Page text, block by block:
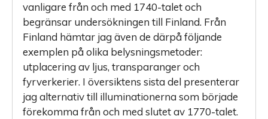
vanligare från och med 1740-talet och
begränsar undersökningen till Finland. Från
Finland hämtar jag även de därpå följande
exemplen på olika belysningsmetoder:
utplacering av ljus, transparanger och
fyrverkerier. I översiktens sista del presenterar
jag alternativ till illuminationerna som började
förekomma från och med slutet av 1770-talet.